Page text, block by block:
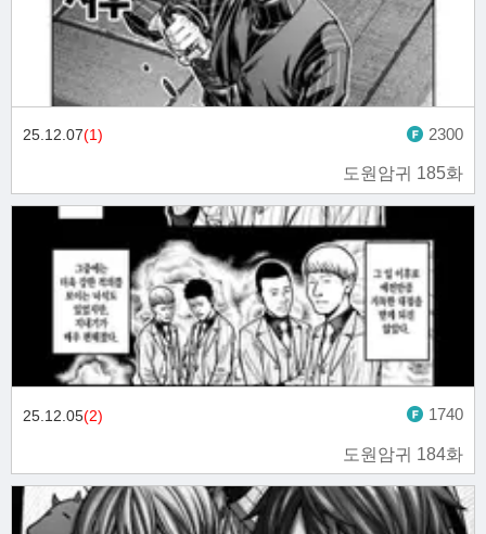
도원암귀 185화
25.12.07(1) 2300
도원암귀 184화
25.12.05(2) 1740